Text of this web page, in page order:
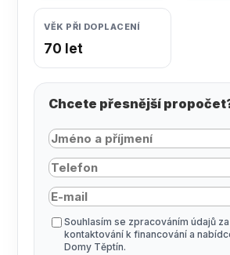
VĚK PŘI DOPLACENÍ
70 let
Chcete přesnější
Souhlasím se zpracováním údajů
kontaktování k financování a
Domy Těptín.